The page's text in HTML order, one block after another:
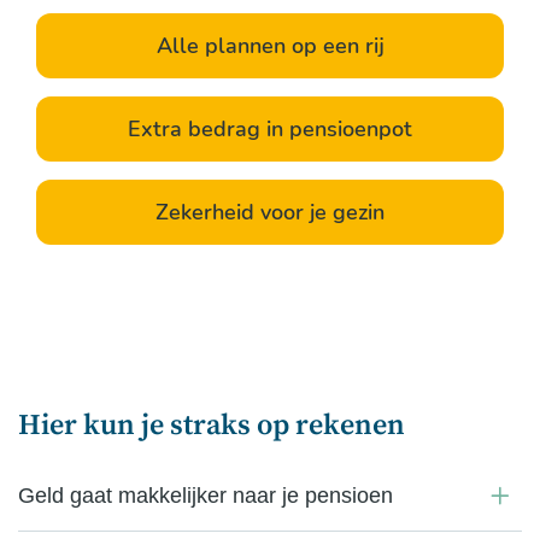
Alle plannen op een rij
Extra bedrag in pensioenpot
Zekerheid voor je gezin
Hier kun je straks op rekenen
Geld gaat makkelijker naar je pensioen